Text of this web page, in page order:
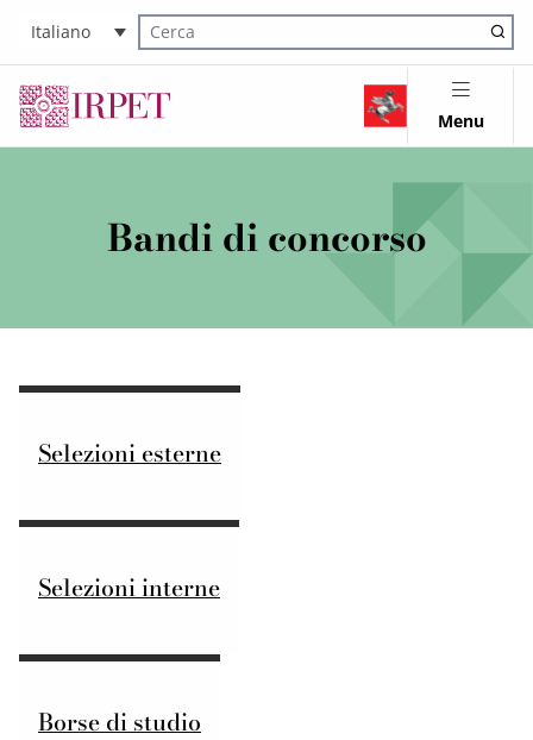
Italiano
Cerca nel sito
Menu
Bandi di concorso
Selezioni esterne
Selezioni interne
Borse di studio